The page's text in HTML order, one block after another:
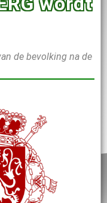
de bevolking na de